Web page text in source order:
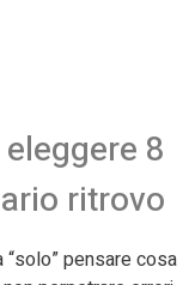
eleggere
ritrovo
pensare cosa